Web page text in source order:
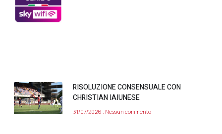
RISOLUZIONE CONSENSUALE CON
CHRISTIAN IAIUNESE
31/07/2026 Nessun commento